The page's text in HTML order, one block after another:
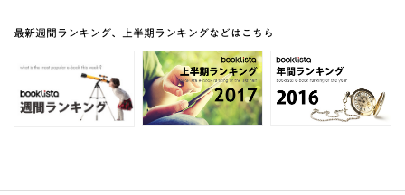
最新週間ランキング、上半期ランキングなどはこちら